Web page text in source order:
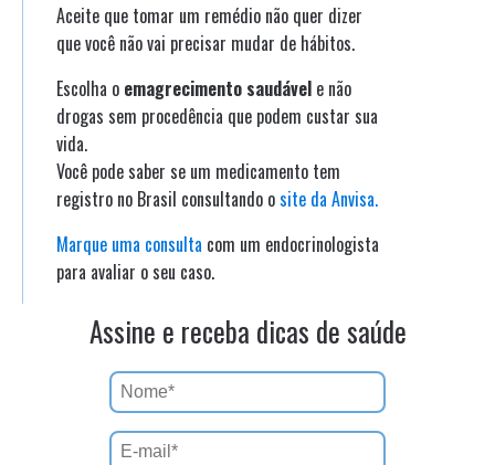
Aceite que tomar um remédio não quer dizer
que você não vai precisar mudar de hábitos.
Escolha o emagrecimento saudável e não
drogas sem procedência que podem custar sua
vida.
Você pode saber se um medicamento tem
registro no Brasil consultando osite da Anvisa.
Marque uma consulta com um endocrinologista
para avaliar o seu caso.
Assine e receba dicas de saúde